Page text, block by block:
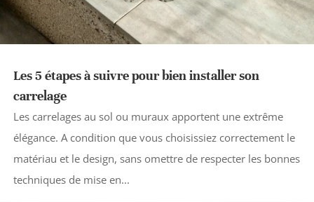
Les 5 étapes à suivre pour bien installer son
carrelage
Les carrelages au sol ou muraux apportent une extrême
élégance. A condition que vous choisissiez correctement le
matériau et le design, sans omettre de respecter les bonnes
techniques de mise en...